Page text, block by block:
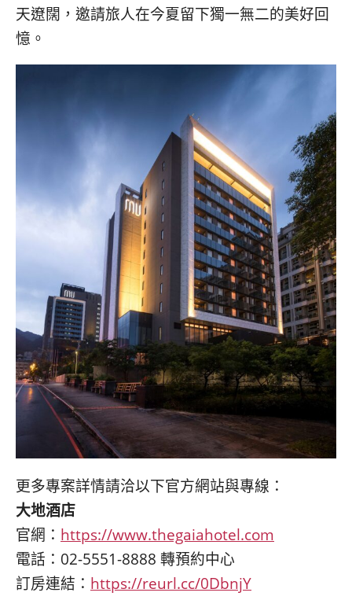
天遼闊，邀請旅人在今夏留下獨一無二的美好回
憶。
更多專案詳情請洽以下官方網站與專線：
大地酒店
官網： https://www.thegaiahotel.com
電話：02-5551-8888 轉預約中心
訂房連結： https://reurl.cc/0DbnjY